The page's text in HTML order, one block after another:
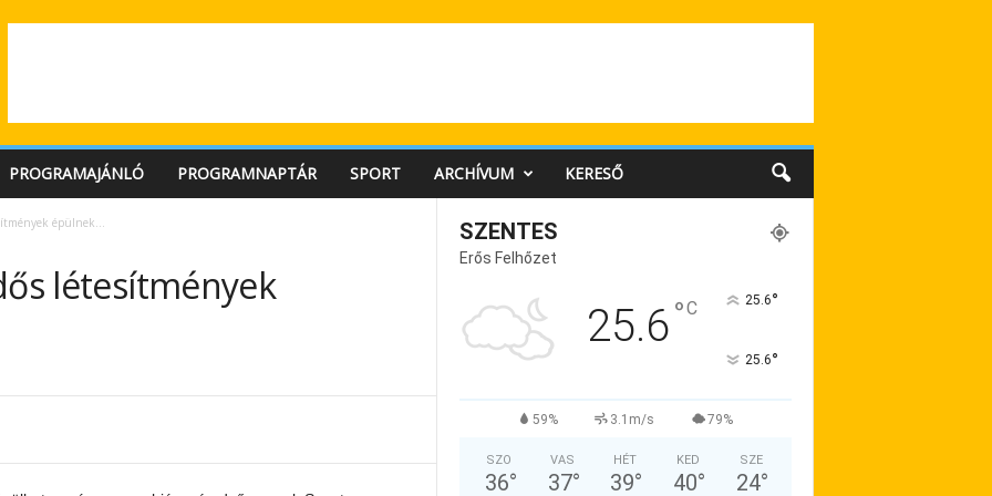
PROGRAMAJÁNLÓ PROGRAMNAPTÁR SPORT ARCHÍVUM KERESŐ
épülnek…
létesítmények
SZENTES
Erős Felhőzet
25.6°C 25.6°
25.6°
59% 3.1m/s 79%
SZO
36°
VAS
37°
HÉT
39°
KED
40°
SZE
24°